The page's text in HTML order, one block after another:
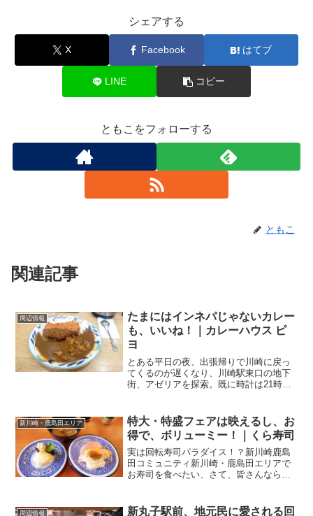
シェアする
X Facebook はてブ
LINE コピー
ともこをフォローする
ともこ
関連記事
周辺情報
たまにはインネパじゃないカレー
も、いいね！｜カレーハウス ピ
ヨ
とある平日の夜、出張帰りで川崎に戻っ
てくるのが遅くなり、川崎駅東口の地下
街、アゼリアを探索。既に時計は21時を
込み入店したのが、こちらのお店。カレ
ーハウス ピヨ 川崎ア...
新川崎・鹿島田エリア
特大・特盛フェアは映えるし、お
得で、ボリューミー！｜くら寿司
実は回転寿司パラダイス！？新川崎鹿島
田コミュニティ新川崎・鹿島田エリアで
お寿司を食べたい、さて、皆さんならど
のも良いですが、お財布に優しいお店っ
周辺情報
新丸子駅前、地元民に愛される回